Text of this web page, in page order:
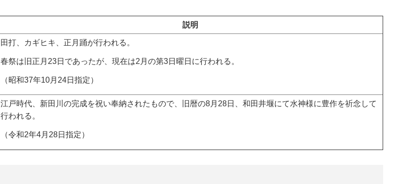
説明
田打、カギヒキ、正月踊が行われる。
春祭は旧正月23日であったが、現在は2月の第3日曜日に行われる。
（昭和37年10月24日指定）
江戸時代、新田川の完成を祝い奉納されたもので、旧暦の8月28日、和田井堰にて水神様に豊作を祈念して
行われる。
（令和2年4月28日指定）